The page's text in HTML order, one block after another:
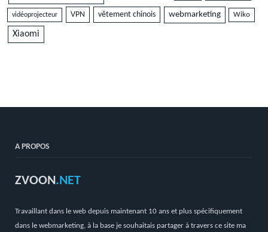
vidéoprojecteur VPN vêtement chinois webmarketing Wiko
Xiaomi
A PROPOS
ZVOON.NET
Travaillant dans le web depuis maintenant 10 ans et plus spécifiquement
dans le webmarketing, à la base je souhaitais partager à travers ce site ma